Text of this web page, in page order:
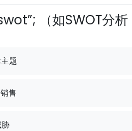
（如SWOT分析
题
售